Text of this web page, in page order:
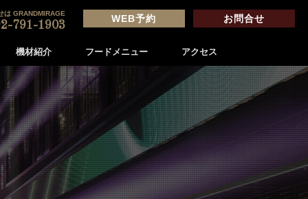
機材紹介 フードメニュー アクセス
は GRANDMIRAGE
791-1903
WEB予約 お問合せ